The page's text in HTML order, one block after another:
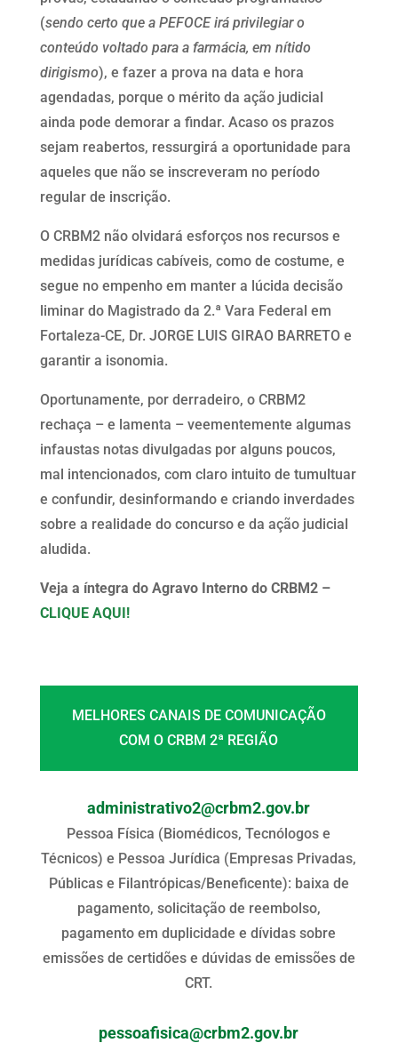
(sendo certo que a PEFOCE irá privilegiar o
conteúdo voltado para a farmácia, em nítido
dirigismo), e fazer a prova na data e hora
agendadas, porque o mérito da ação judicial
ainda pode demorar a findar. Acaso os prazos
sejam reabertos, ressurgirá a oportunidade para
aqueles que não se inscreveram no período
regular de inscrição.
O CRBM2 não olvidará esforços nos recursos e
medidas jurídicas cabíveis, como de costume, e
segue no empenho em manter a lúcida decisão
liminar do Magistrado da 2.ª Vara Federal em
Fortaleza-CE, Dr. JORGE LUIS GIRAO BARRETO e
garantir a isonomia.
Oportunamente, por derradeiro, o CRBM2
rechaça – e lamenta – veementemente algumas
infaustas notas divulgadas por alguns poucos,
mal intencionados, com claro intuito de tumultuar
e confundir, desinformando e criando inverdades
sobre a realidade do concurso e da ação judicial
aludida.
Veja a íntegra do Agravo Interno do CRBM2 –
CLIQUE AQUI!
MELHORES CANAIS DE COMUNICAÇÃO
COM O CRBM 2ª REGIÃO
administrativo2@crbm2.gov.br
Pessoa Física (Biomédicos, Tecnólogos e
Técnicos) e Pessoa Jurídica (Empresas Privadas,
Públicas e Filantrópicas/Beneficente): baixa de
pagamento, solicitação de reembolso,
pagamento em duplicidade e dívidas sobre
emissões de certidões e dúvidas de emissões de
CRT.
pessoafisica@crbm2.gov.br